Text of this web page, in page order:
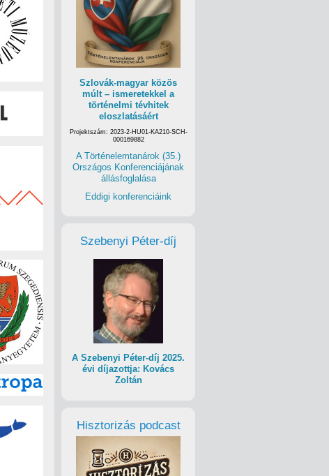
Szlovák-magyar közös
múlt – ismeretekkel a
történelmi tévhitek
eloszlatásáért
Projektszám: 2023-2-HU01-KA210-SCH-
000169882
A Történelemtanárok (35.)
Országos Konferenciájának
állásfoglalása
Eddigi konferenciáink
Szebenyi Péter-díj
A Szebenyi Péter-díj 2025.
évi díjazottja: Kovács
Zoltán
Hisztorizás podcast